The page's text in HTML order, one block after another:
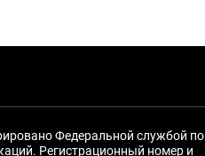
Федеральной службой по
Регистрационный номер и